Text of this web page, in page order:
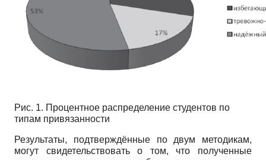
Рис. 1. Процентное распределение студентов по
типам привязанности
Результаты, подтверждённые по двум методикам,
могут свидетельствовать о том, что полученные